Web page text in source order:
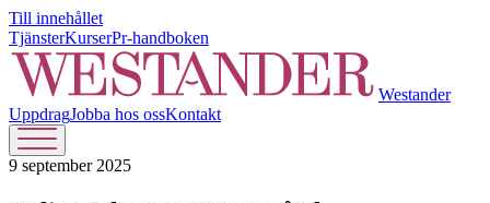
Till innehållet
TjänsterKurserPr-handboken
Westander
UppdragJobba hos ossKontakt
9 september 2025